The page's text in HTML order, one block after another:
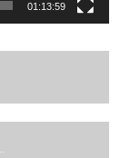
01:13:59